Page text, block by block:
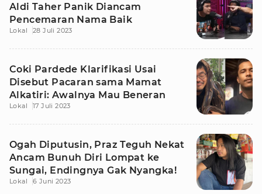
Aldi Taher Panik Diancam
Pencemaran Nama Baik
Lokal 28 Juli 2023
Coki Pardede Klarifikasi Usai
Disebut Pacaran sama Mamat
Alkatiri: Awalnya Mau Beneran
Lokal 17 Juli 2023
Ogah Diputusin, Praz Teguh Nekat
Ancam Bunuh Diri Lompat ke
Sungai, Endingnya Gak Nyangka!
Lokal 6 Juni 2023